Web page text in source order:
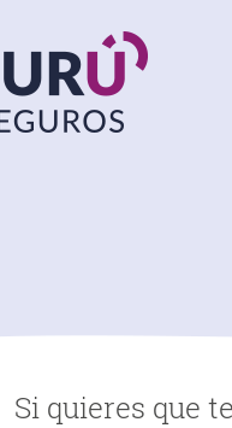
Si quieres que